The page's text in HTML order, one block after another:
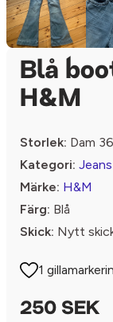
Blå
H&M
Storlek: Dam 36
Kategori:
Märke: H&M
Färg: Blå
Skick: Nytt
1
250 SEK